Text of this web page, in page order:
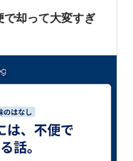
却って大変すぎ